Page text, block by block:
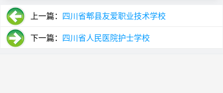
上一篇： 四川省郫县友爱职业技术学校
下一篇： 四川省人民医院护士学校